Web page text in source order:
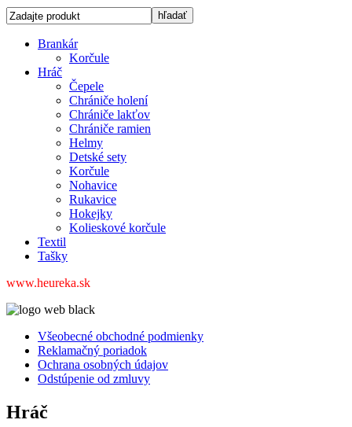
Brankár
Korčule
Hráč
Čepele
Chrániče holení
Chrániče lakťov
Chrániče ramien
Helmy
Detské sety
Korčule
Nohavice
Rukavice
Hokejky
Kolieskové korčule
Textil
Tašky
www.heureka.sk
Všeobecné obchodné podmienky
Reklamačný poriadok
Ochrana osobných údajov
Odstúpenie od zmluvy
Hráč